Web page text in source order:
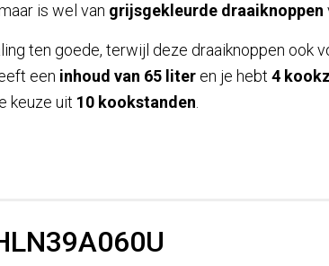
is wel van grijsgekleurde draaiknoppen
ten goede, terwijl deze draaiknoppen ook
een inhoud van 65 liter en je hebt 4
keuze uit 10 kookstanden